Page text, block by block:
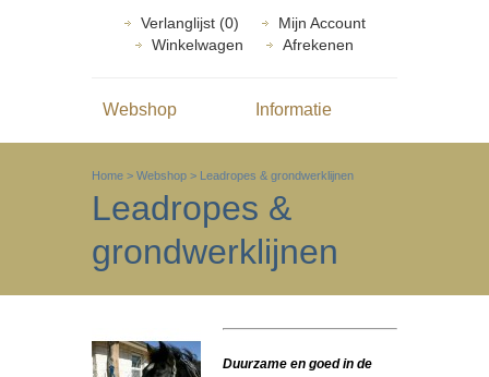
Verlanglijst (0)
Mijn Account
Winkelwagen
Afrekenen
Webshop Informatie
Home > Webshop > Leadropes & grondwerklijnen
Leadropes &
grondwerklijnen
Duurzame en goed in de